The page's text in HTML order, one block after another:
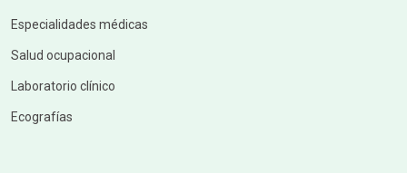
Especialidades médicas
Salud ocupacional
Laboratorio clínico
Ecografías